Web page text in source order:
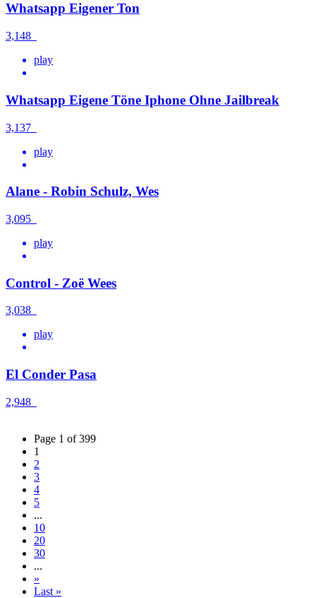
Whatsapp Eigener Ton
3,148
play
Whatsapp Eigene Töne Iphone Ohne Jailbreak
3,137
play
Alane - Robin Schulz, Wes
3,095
play
Control - Zoë Wees
3,038
play
El Conder Pasa
2,948
Page 1 of 399
1
2
3
4
5
...
10
20
30
...
»
Last »